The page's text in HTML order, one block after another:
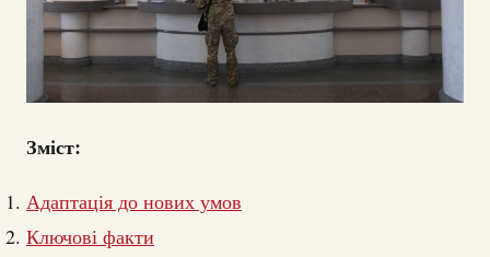
Зміст:
Адаптація до нових умов
Ключові факти